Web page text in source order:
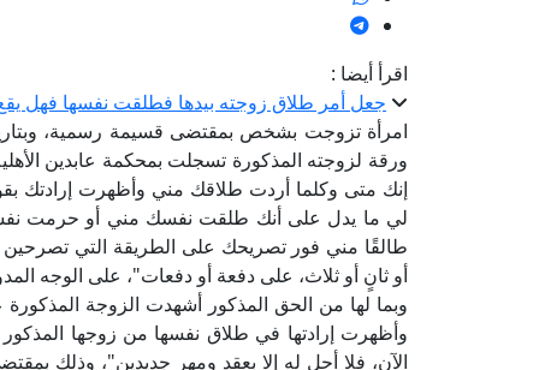
اقرأ أيضا :
جعل أمر طلاق زوجته بيدها فطلقت نفسها فهل
ورقة لزوجته المذكورة تسجلت بمحكمة عابدين
إنك متى وكلما أردت طلاقك مني وأظهرت إرادتك
لي ما يدل على أنك طلقت نفسك مني أو حرمت نفسك
طالقًا مني فور تصريحك على الطريقة التي تصرحين
أو ثانٍ أو ثلاث، على دفعة أو دفعات"، على الوجه
وبما لها من الحق المذكور أشهدت الزوجة المذكورة
وأظهرت إرادتها في طلاق نفسها من زوجها